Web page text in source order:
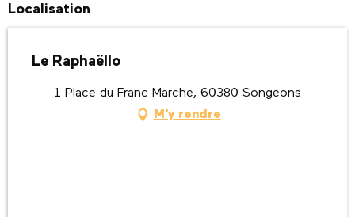
Localisation
Le Raphaëllo
1 Place du Franc Marche, 60380 Songeons
M'y rendre